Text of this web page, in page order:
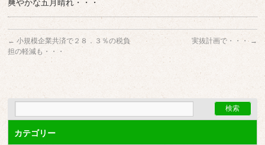
爽やかな五月晴れ・・・
← 小規模企業共済で２８．３％の税負
担の軽減も・・・
実抜計画で・・・ →
カテゴリー